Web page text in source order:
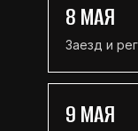
9 МАЯ
Заезд и
8 МАЯ